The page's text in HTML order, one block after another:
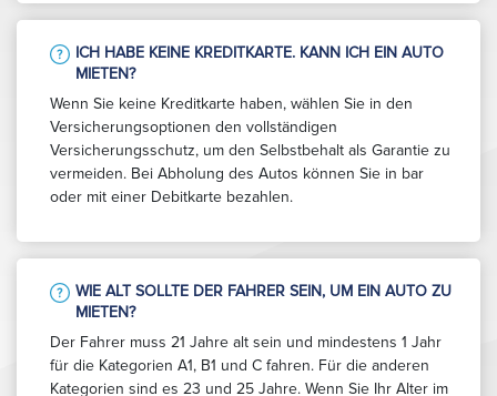
ICH HABE KEINE KREDITKARTE. KANN ICH EIN AUTO
MIETEN?
Wenn Sie keine Kreditkarte haben, wählen Sie in den
Versicherungsoptionen den vollständigen
Versicherungsschutz, um den Selbstbehalt als Garantie zu
vermeiden. Bei Abholung des Autos können Sie in bar
oder mit einer Debitkarte bezahlen.
WIE ALT SOLLTE DER FAHRER SEIN, UM EIN AUTO ZU
MIETEN?
Der Fahrer muss 21 Jahre alt sein und mindestens 1 Jahr
für die Kategorien A1, B1 und C fahren. Für die anderen
Kategorien sind es 23 und 25 Jahre. Wenn Sie Ihr Alter im